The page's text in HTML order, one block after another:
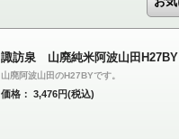
諏訪泉 山廃純米阿波山田H27BY
山廃阿波山田のH27BYです。
価格： 3,476円(税込)